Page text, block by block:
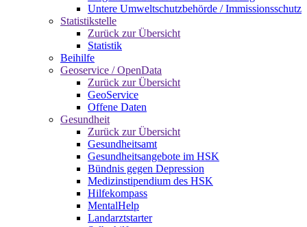
Untere Umweltschutzbehörde / Immissionsschutz
Statistikstelle
Zurück zur Übersicht
Statistik
Beihilfe
Geoservice / OpenData
Zurück zur Übersicht
GeoService
Offene Daten
Gesundheit
Zurück zur Übersicht
Gesundheitsamt
Gesundheitsangebote im HSK
Bündnis gegen Depression
Medizinstipendium des HSK
Hilfekompass
MentalHelp
Landarztstarter